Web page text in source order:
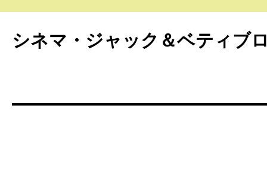
シネマ・ジャック＆ベティブ